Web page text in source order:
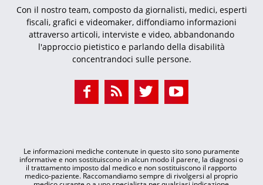
Con il nostro team, composto da giornalisti, medici, esperti
fiscali, grafici e videomaker, diffondiamo informazioni
attraverso articoli, interviste e video, abbandonando
l'approccio pietistico e parlando della disabilità
concentrandoci sulle persone.
Le informazioni mediche contenute in questo sito sono puramente
informative e non sostituiscono in alcun modo il parere, la diagnosi o
il trattamento imposto dal medico e non sostituiscono il rapporto
medico-paziente. Raccomandiamo sempre di rivolgersi al proprio